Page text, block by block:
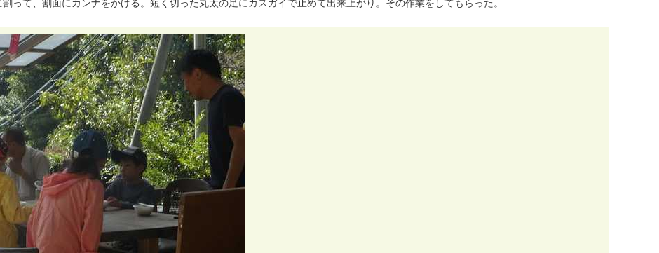
割 って、 割面にカ ンナをかける。 短 く 切った丸太の足にカスガイで止めて出来上がり 。 その作業を しても ら った。